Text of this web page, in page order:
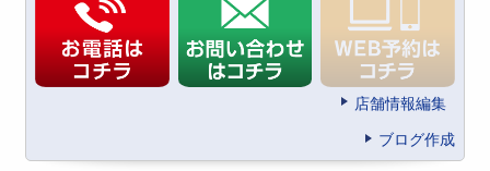
店舗情報編集
ブログ作成